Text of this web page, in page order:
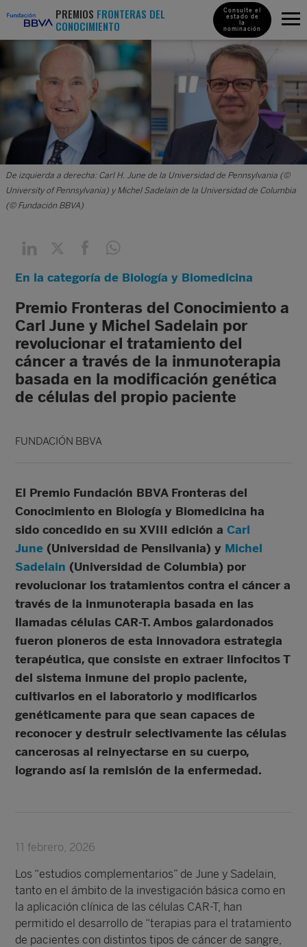
PREMIOS FRONTERAS DEL
CONOCIMIENTO
Consulte el
estado de
la
nominación
De izquierda a derecha: Carl H. June de la Universidad de Pennsylvania (©
University of Pennsylvania) y Michel Sadelain de la Universidad de Columbia
(© Fundación BBVA)
En la categoría de Biología y Biomedicina
Premio Fronteras del Conocimiento a
Carl June y Michel Sadelain por
revolucionar el tratamiento del
cáncer a través de la inmunoterapia
basada en la modificación genética
de células del propio paciente
FUNDACIÓN BBVA
El Premio Fundación BBVA Fronteras del
Conocimiento en Biología y Biomedicina ha
sido concedido en su XVIII edición a Carl
June (Universidad de Pensilvania) y Michel
Sadelain (Universidad de Columbia) por
revolucionar los tratamientos contra el cáncer a
través de la inmunoterapia basada en las
llamadas células CAR-T. Ambos galardonados
fueron pioneros de esta innovadora estrategia
terapéutica, que consiste en extraer linfocitos T
del sistema inmune del propio paciente,
cultivarlos en el laboratorio y modificarlos
genéticamente para que sean capaces de
reconocer y destruir selectivamente las células
cancerosas al reinyectarse en su cuerpo,
logrando así la remisión de la enfermedad.
11 febrero, 2026
Los “estudios complementarios” de June y Sadelain,
tanto en el ámbito de la investigación básica como en
la aplicación clínica de las células CAR-T, han
permitido el desarrollo de “terapias para el tratamiento
de pacientes con distintos tipos de cáncer de sangre,